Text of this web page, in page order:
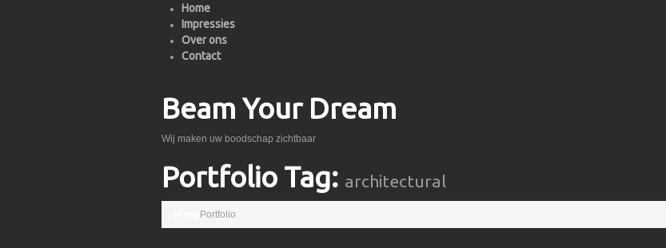
Home
Impressies
Over ons
Contact
Beam Your Dream
Wij maken uw boodschap zichtbaar
Portfolio Tag: architectural
Portfolio